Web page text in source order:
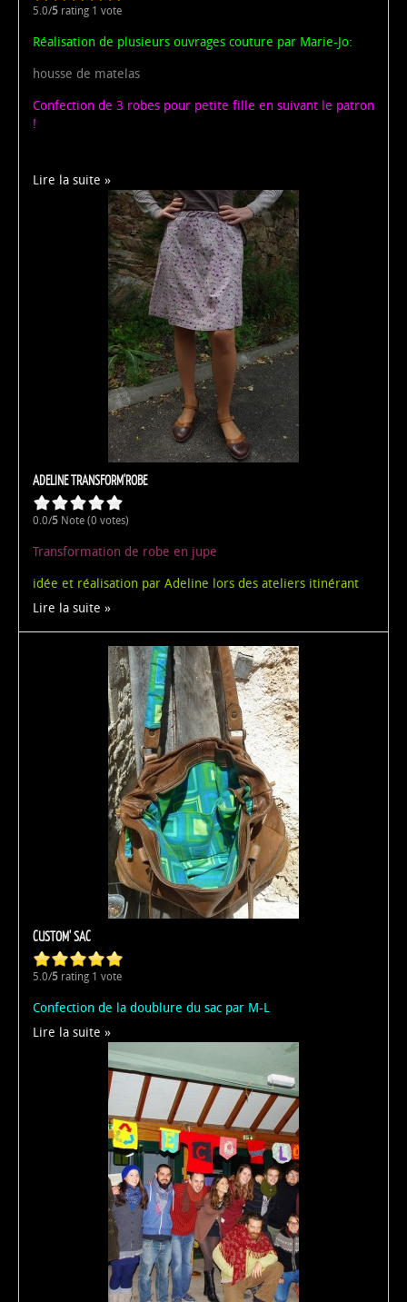
5.0/5 rating 1 vote
Réalisation de plusieurs ouvrages couture par Marie-Jo:
housse de matelas
Confection de 3 robes pour petite fille en suivant le patron
!
Lire la suite
ADELINE TRANSFORM'ROBE
0.0/5 Note (0 votes)
Transformation de robe en jupe
idée et réalisation par Adeline lors des ateliers itinérant
Lire la suite
CUSTOM' SAC
5.0/5 rating 1 vote
Confection de la doublure du sac par M-L
Lire la suite